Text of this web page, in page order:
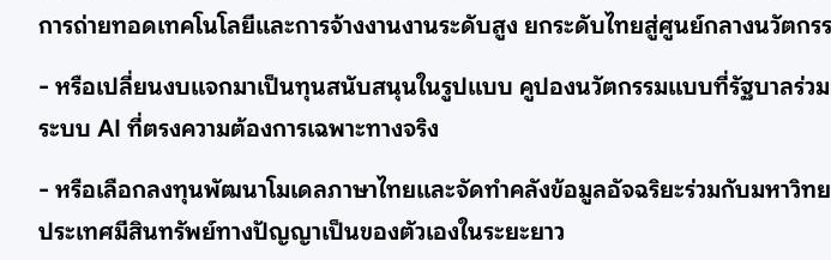
การถ่ายทอดเทคโนโลยีและการจ้างงานงานระดับสูง ยกระดับไทยสู่ศูนย์กลางนวัตกร
- หรือเปลี่ยนงบแจกมาเป็นทุนสนับสนุนในรูปแบบ คูปองนวัตกรรมแบบที่รัฐบาลร่วม
ระบบ AI ที่ตรงความต้องการเฉพาะทางจริง
- หรือเลือกลงทุนพัฒนาโมเดลภาษาไทยและจัดทำคลังข้อมูลอัจฉริยะร่วมกับมหาวิทย
ประเทศมีสินทรัพย์ทางปัญญาเป็นของตัวเองในระยะยาว